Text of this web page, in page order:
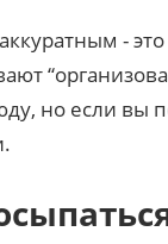
-
но если вы